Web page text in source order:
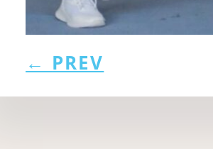
← PREV